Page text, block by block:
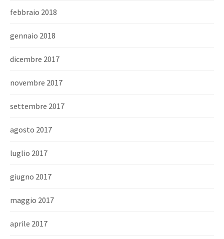
febbraio 2018
gennaio 2018
dicembre 2017
novembre 2017
settembre 2017
agosto 2017
luglio 2017
giugno 2017
maggio 2017
aprile 2017